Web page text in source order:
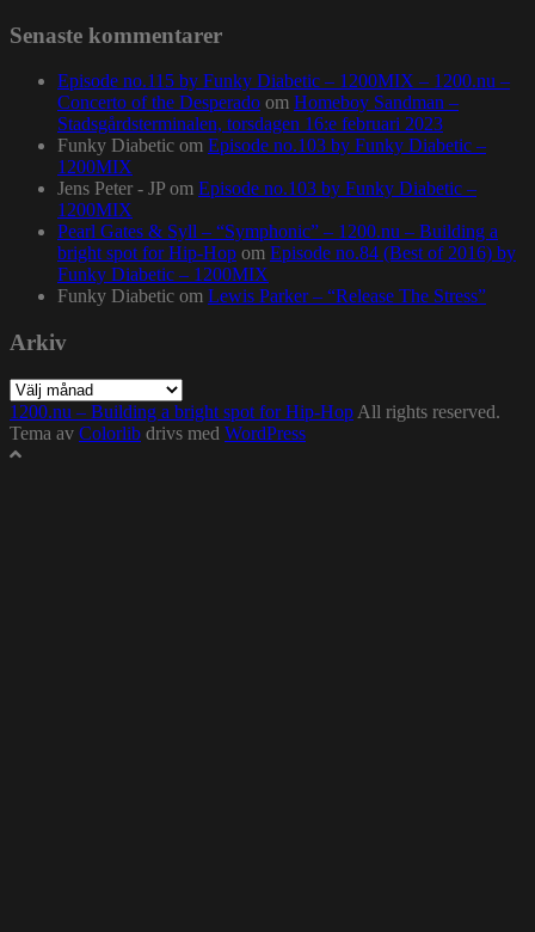
Senaste kommentarer
Episode no.115 by Funky Diabetic – 1200MIX – 1200.nu –
Concerto of the Desperado om Homeboy Sandman –
Stadsgårdsterminalen, torsdagen 16:e februari 2023
Funky Diabetic om Episode no.103 by Funky Diabetic –
1200MIX
Jens Peter - JP om Episode no.103 by Funky Diabetic –
1200MIX
Pearl Gates & Syll – “Symphonic” – 1200.nu – Building a
bright spot for Hip-Hop om Episode no.84 (Best of 2016) by
Funky Diabetic – 1200MIX
Funky Diabetic om Lewis Parker – “Release The Stress”
Arkiv
Arkiv
1200.nu – Building a bright spot for Hip-Hop All rights reserved.
Tema av Colorlib drivs med WordPress